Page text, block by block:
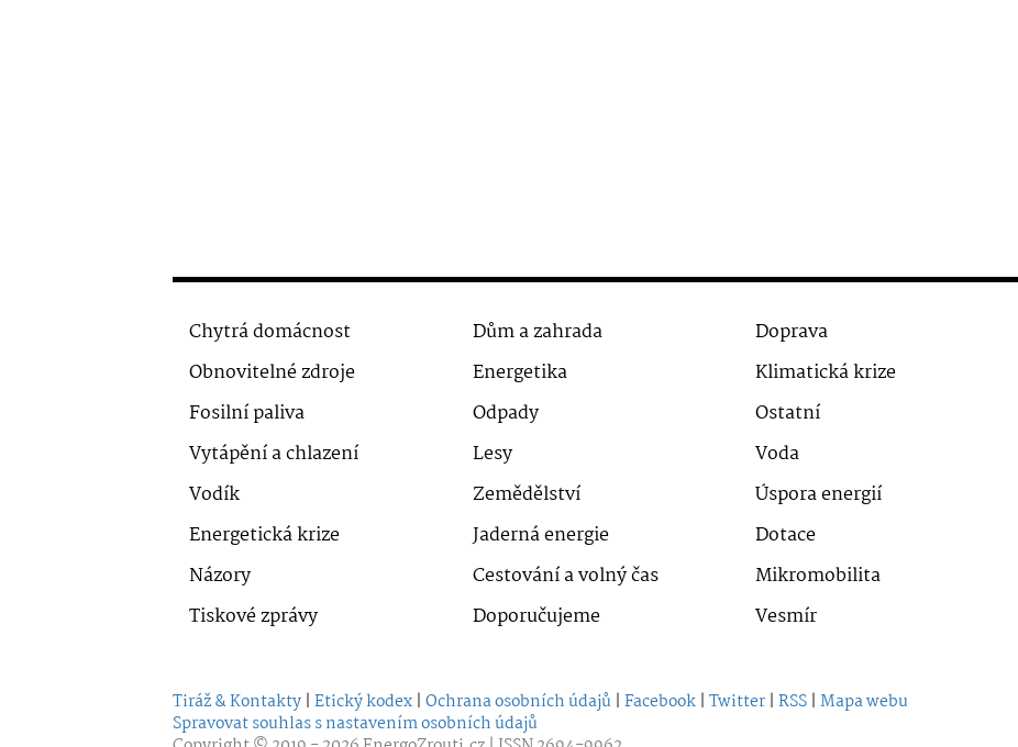
Chytrá domácnost Dům a zahrada Doprava
Obnovitelné zdroje
Energetika Klimatická krize
Fosilní paliva
Odpady Ostatní
Vytápění a chlazení
Lesy Voda
Vodík
Zemědělství Úspora energií
Energetická krize
Jaderná energie Dotace
Názory
Cestování a volný čas Mikromobilita
Tiskové zprávy
Doporučujeme Vesmír
Tiráž & Kontakty | Etický kodex | Ochrana osobních údajů | Facebook | Twitter | RSS | Mapa webu
Spravovat souhlas s nastavením osobních údajů